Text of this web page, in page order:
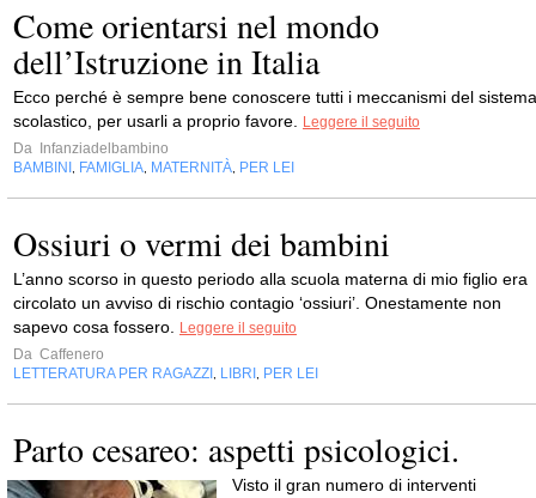
Come orientarsi nel mondo
dell’Istruzione in Italia
Ecco perché è sempre bene conoscere tutti i meccanismi del sistema
scolastico, per usarli a proprio favore.
Leggere il seguito
Da
Infanziadelbambino
BAMBINI
FAMIGLIA MATERNITÀ PER LEI
Ossiuri o vermi dei bambini
L’anno scorso in questo periodo alla scuola materna di mio figlio era
circolato un avviso di rischio contagio ‘ossiuri’. Onestamente non
sapevo cosa fossero.
Leggere il seguito
Da Caffenero
LETTERATURA PER RAGAZZI
LIBRI PER LEI
Parto cesareo: aspetti psicologici.
Visto il gran numero di interventi